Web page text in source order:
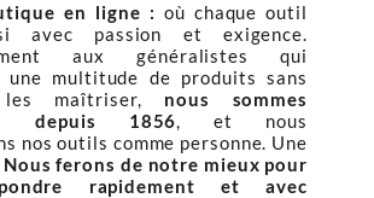
en ligne : où chaque outil
avec passion et exigence.
aux généralistes qui
une multitude de produits sans
les maîtriser, nous sommes
depuis 1856, et nous
nos outils comme personne. Une
Nous ferons de notre mieux pour
rapidement et avec